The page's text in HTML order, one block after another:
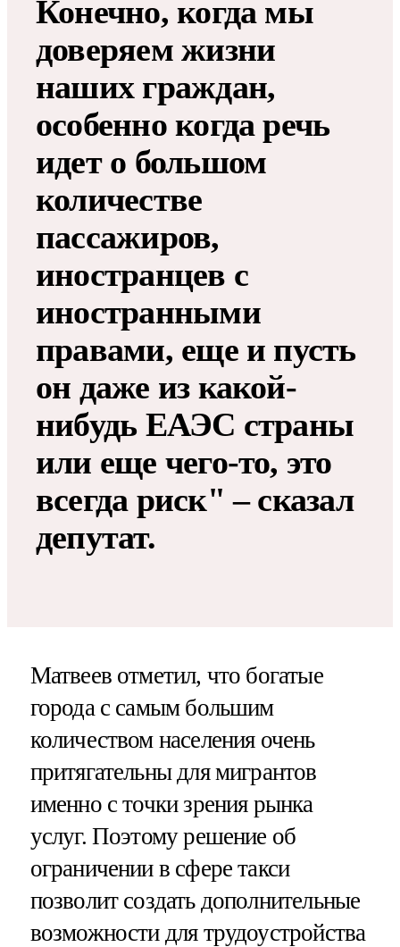
Конечно, когда мы
доверяем жизни
наших граждан,
особенно когда речь
идет о большом
количестве
пассажиров,
иностранцев с
иностранными
правами, еще и пусть
он даже из какой-
нибудь ЕАЭС страны
или еще чего-то, это
всегда риск" – сказал
депутат.
Матвеев отметил, что богатые
города с самым большим
количеством населения очень
притягательны для мигрантов
именно с точки зрения рынка
услуг. Поэтому решение об
ограничении в сфере такси
позволит создать дополнительные
возможности для трудоустройства